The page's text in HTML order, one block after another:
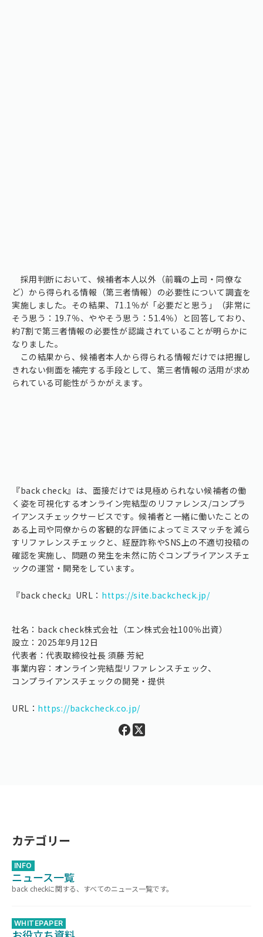
採用判断において、候補者本人以外（前職の上司・同僚な
ど）から得られる情報（第三者情報）の必要性について調査を
実施しました。その結果、71.1％が「必要だと思う」（非常に
そう思う：19.7％、ややそう思う：51.4％）と回答しており、
約7割で第三者情報の必要性が認識されていることが明らかに
なりました。
この結果から、候補者本人から得られる情報だけでは把握し
きれない側面を補完する手段として、第三者情報の活用が求め
られている可能性がうかがえます。
『back check』は、面接だけでは見極められない候補者の働
く姿を可視化するオンライン完結型のリファレンス/コンプラ
イアンスチェックサービスです。候補者と一緒に働いたことの
ある上司や同僚からの客観的な評価によってミスマッチを減ら
すリファレンスチェックと、経歴詐称やSNS上の不適切投稿の
確認を実施し、問題の発生を未然に防ぐコンプライアンスチェ
ックの運営・開発をしています。
『back check』URL： https://site.backcheck.jp/
社名：back check株式会社（エン株式会社100％出資）
設立：2025年9月12日
代表者：代表取締役社長 須藤 芳紀
事業内容：オンライン完結型リファレンスチェック、
コンプライアンスチェックの​開発・提供
URL： https://backcheck.co.jp/
カテゴリー
INFO
ニュース一覧
back checkに関する、すべてのニュース一覧です。
WHITEPAPER